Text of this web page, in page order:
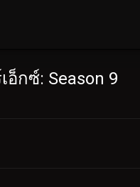
อ็กซ์: Season 9